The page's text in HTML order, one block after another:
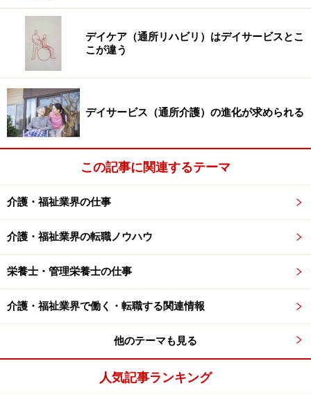
す。今回の改定は、過渡的なものととらえる必要がある
と思っています。今後、利用者、家族、事業者、介護職
など、いろいろな立場の方々が対話をしながら、質を評
価できる指標を考え、質の高いサービスを効果的に提供
していく知恵を絞っていくことが非常に重要です」
どういう指標で質を計られたら納得できるのか。適切な
指標をつくっていくために、みなさんにも、ぜひ考えて
みてほしいと思います。
こんな指標はどうかというアイデアがありましたら、ぜ
ひこちらに書き込んでください。
次ページに続きます。
※記事内容は執筆時点のものです。最新の内容をご確認くださ
1/3
デイケア（通所リハビリ）はデイサービスとこ
こが違う
デイサービス（通所介護）の進化が求められる
この記事に関連するテーマ
介護・福祉業界の仕事
介護・福祉業界の転職ノウハウ
栄養士・管理栄養士の仕事
介護・福祉業界で働く・転職する関連情報
他のテーマも見る
人気記事ランキング